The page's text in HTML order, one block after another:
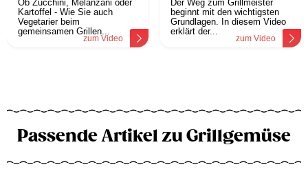
Ob Zucchini, Melanzani oder
Kartoffel - Wie Sie auch
Vegetarier beim
gemeinsamen Grillen...
zum Video
Der Weg zum Grillmeister
beginnt mit den wichtigsten
Grundlagen. In diesem Video
erklärt der...
zum Video
Passende Artikel zu Grillgemüse